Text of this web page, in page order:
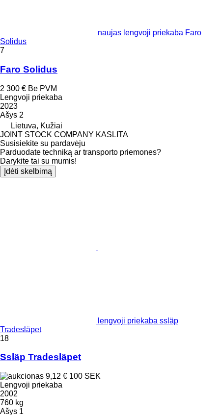
naujas lengvoji priekaba Faro
Solidus
7
Faro Solidus
2 300 € Be PVM
Lengvoji priekaba
2023
Ašys 2
Lietuva, Kužiai
JOINT STOCK COMPANY KASLITA
Susisiekite su pardavėju
Parduodate techniką ar transporto priemones?
Darykite tai su mumis!
Įdėti skelbimą
lengvoji priekaba ssläp
Tradesläpet
18
Ssläp Tradesläpet
9,12 € 100 SEK
Lengvoji priekaba
2002
760 kg
Ašys 1